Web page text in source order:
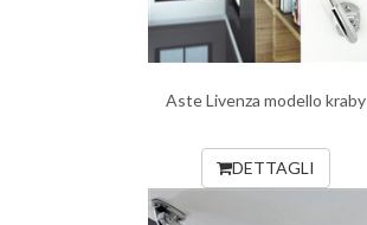
Aste Livenza modello kraby
DETTAGLI